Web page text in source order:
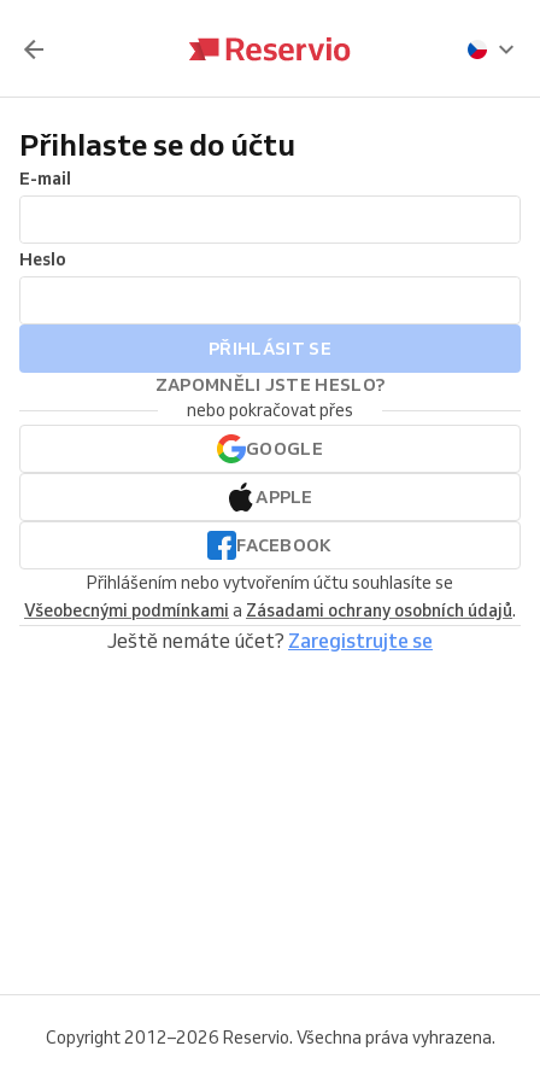
Přihlaste se do účtu
E-mail
Heslo
PŘIHLÁSIT SE
ZAPOMNĚLI JSTE HESLO?
nebo pokračovat přes
GOOGLE
APPLE
FACEBOOK
Přihlášením nebo vytvořením účtu souhlasíte se
Všeobecnými podmínkami a Zásadami ochrany osobních údajů.
Ještě nemáte účet? Zaregistrujte se
Copyright 2012–2026 Reservio. Všechna práva vyhrazena.